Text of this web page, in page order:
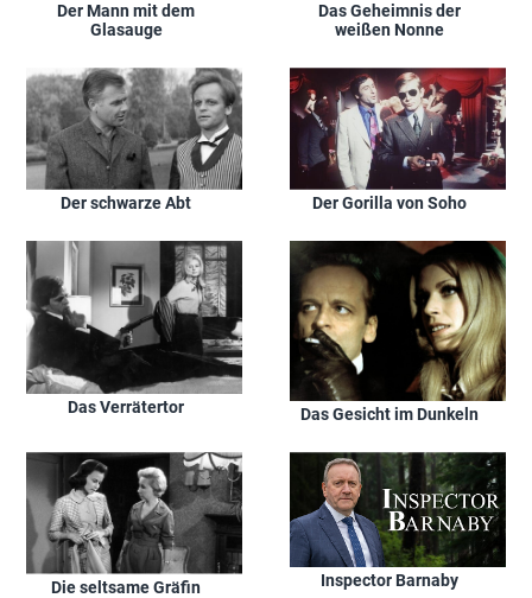
Der Mann mit dem
Glasauge
Das Geheimnis der
weißen Nonne
Der schwarze Abt Der Gorilla von Soho
Das Verrätertor Das Gesicht im Dunkeln
Die seltsame Gräfin Inspector Barnaby